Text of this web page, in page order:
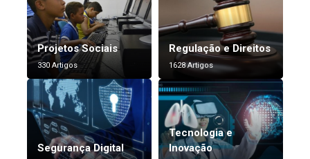
Projetos Sociais
330 Artigos
Regulação e Direitos
1628 Artigos
Segurança Digital
Tecnologia e
Inovação